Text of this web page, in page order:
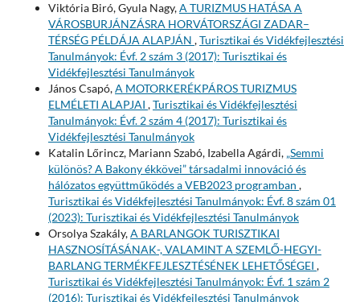
Viktória Biró, Gyula Nagy,A TURIZMUS HATÁSA A
VÁROSBURJÁNZÁSRA HORVÁTORSZÁGI ZADAR–
TÉRSÉG PÉLDÁJA ALAPJÁN ,Turisztikai és Vidékfejlesztési
Tanulmányok: Évf. 2 szám 3 (2017): Turisztikai és
Vidékfejlesztési Tanulmányok
János Csapó,A MOTORKERÉKPÁROS TURIZMUS
ELMÉLETI ALAPJAI ,Turisztikai és Vidékfejlesztési
Tanulmányok: Évf. 2 szám 4 (2017): Turisztikai és
Vidékfejlesztési Tanulmányok
Katalin Lőrincz, Mariann Szabó, Izabella Agárdi, „Semmi
különös? A Bakony ékkövei” társadalmi innováció és
hálózatos együttműködés a VEB2023 programban ,
Turisztikai és Vidékfejlesztési Tanulmányok: Évf. 8 szám 01
(2023): Turisztikai és Vidékfejlesztési Tanulmányok
Orsolya Szakály,A BARLANGOK TURISZTIKAI
HASZNOSÍTÁSÁNAK-, VALAMINT A SZEMLŐ-HEGYI-
BARLANG TERMÉKFEJLESZTÉSÉNEK LEHETŐSÉGEI ,
Turisztikai és Vidékfejlesztési Tanulmányok: Évf. 1 szám 2
(2016): Turisztikai és Vidékfejlesztési Tanulmányok